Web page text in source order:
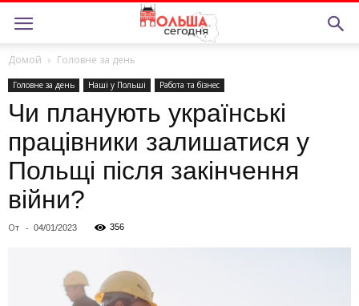
Домой Головне за день
Головне за день Нашi у Польшi Работа та бiзнес
Чи планують українські
працівники залишатися у
Польщі після закінчення
війни?
От - 04/01/2023 356